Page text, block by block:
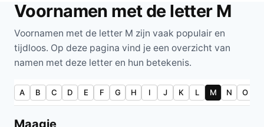
Voornamen met de letter M
Voornamen met de letter M zijn vaak populair en
tijdloos. Op deze pagina vind je een overzicht van
namen met deze letter en hun betekenis.
A B C D E F G H I J K L M N O
Maagje